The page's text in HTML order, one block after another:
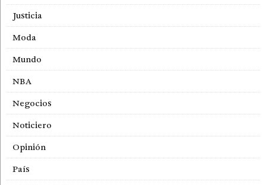
Justicia
Moda
Mundo
NBA
Negocios
Noticiero
Opinión
País